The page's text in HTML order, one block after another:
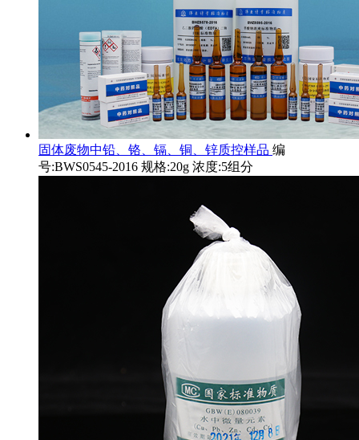
固体废物中铅、铬、镉、铜、锌质控样品 编
号:BWS0545-2016 规格:20g 浓度:5组分